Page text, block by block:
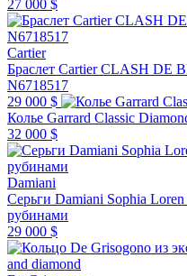
27 000 $
Cartier
Браслет Cartier CLASH DE
N6718517
29 000 $
Колье Garrard Classic
32 000 $
Damiani
Серьги Damiani Sophia
рубинами
29 000 $